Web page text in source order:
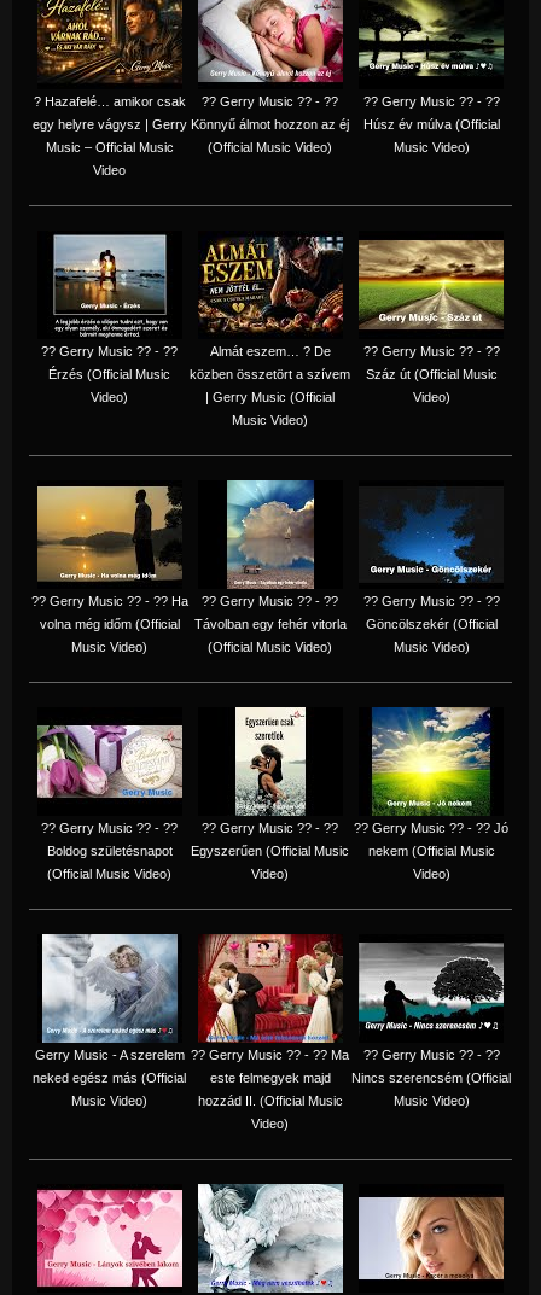
? Hazafelé… amikor csak
egy helyre vágysz | Gerry
Music – Official Music
Video
?? Gerry Music ?? - ??
Könnyű álmot hozzon az éj
(Official Music Video)
?? Gerry Music ?? - ??
Húsz év múlva (Official
Music Video)
?? Gerry Music ?? - ??
Érzés (Official Music
Video)
Almát eszem… ? De
közben összetört a szívem
| Gerry Music (Official
Music Video)
?? Gerry Music ?? - ??
Száz út (Official Music
Video)
?? Gerry Music ?? - ?? Ha
volna még időm (Official
Music Video)
?? Gerry Music ?? - ??
Távolban egy fehér vitorla
(Official Music Video)
?? Gerry Music ?? - ??
Göncölszekér (Official
Music Video)
?? Gerry Music ?? - ??
Boldog születésnapot
(Official Music Video)
?? Gerry Music ?? - ??
Egyszerűen (Official Music
Video)
?? Gerry Music ?? - ?? Jó
nekem (Official Music
Video)
Gerry Music - A szerelem
neked egész más (Official
Music Video)
?? Gerry Music ?? - ?? Ma
este felmegyek majd
hozzád II. (Official Music
Video)
?? Gerry Music ?? - ??
Nincs szerencsém (Official
Music Video)